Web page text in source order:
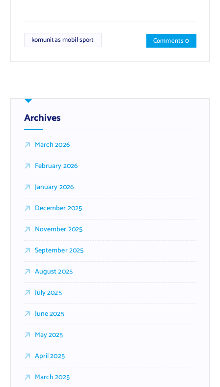
komunitas mobil sport Comments 0
Archives
March 2026
February 2026
January 2026
December 2025
November 2025
September 2025
August 2025
July 2025
June 2025
May 2025
April 2025
March 2025